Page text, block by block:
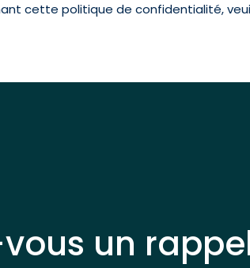
cette politique de confidentialité,
un